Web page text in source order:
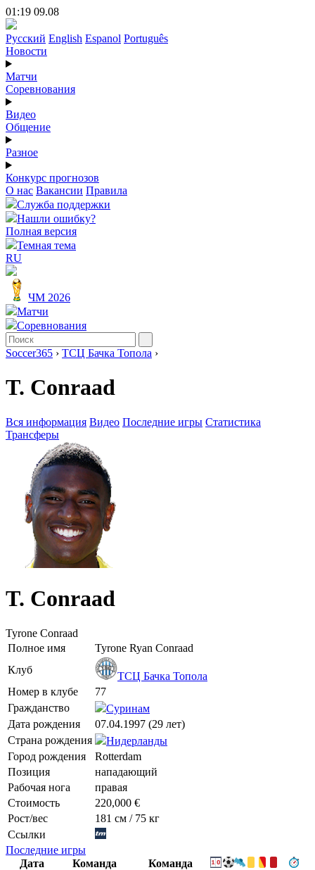
01:19 09.08
Русский English Espanol Português
Новости
Матчи
Соревнования
Видео
Общение
Разное
Конкурс прогнозов
О нас Вакансии Правила
Служба поддержки
Нашли ошибку?
Полная версия
Темная тема
RU
ЧМ 2026
Матчи
Соревнования
Soccer365 › ТСЦ Бачка Топола ›
T. Conraad
Вся информация Видео Последние игры Статистика
Трансферы
T. Conraad
Tyrone Conraad
Полное имя
Tyrone Ryan Conraad
Клуб
ТСЦ Бачка Топола
Номер в клубе
77
Гражданство
Суринам
Дата рождения
07.04.1997 (29 лет)
Страна рождения
Нидерланды
Город рождения
Rotterdam
Позиция
нападающий
Рабочая нога
правая
Стоимость
220,000 €
Рост/вес
181 см / 75 кг
Ссылки
Последние игры
Дата
Команда
Команда